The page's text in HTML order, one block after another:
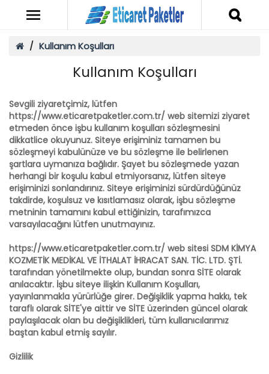
Kullanım Koşulları
Kullanım Koşulları
Sevgili ziyaretçimiz, lütfen
https://www.eticaretpaketler.com.tr/ web sitemizi ziyaret
etmeden önce işbu kullanım koşulları sözleşmesini
dikkatlice okuyunuz. Siteye erişiminiz tamamen bu
sözleşmeyi kabulünüze ve bu sözleşme ile belirlenen
şartlara uymanıza bağlıdır. Şayet bu sözleşmede yazan
herhangi bir koşulu kabul etmiyorsanız, lütfen siteye
erişiminizi sonlandırınız. Siteye erişiminizi sürdürdüğünüz
takdirde, koşulsuz ve kısıtlamasız olarak, işbu sözleşme
metninin tamamını kabul ettiğinizin, tarafımızca
varsayılacağını lütfen unutmayınız.
https://www.eticaretpaketler.com.tr/ web sitesi SDM KİMYA
KOZMETİK MEDİKAL VE İTHALAT İHRACAT SAN. TİC. LTD. ŞTİ.
tarafından yönetilmekte olup, bundan sonra SİTE olarak
anılacaktır. İşbu siteye ilişkin Kullanım Koşulları,
yayınlanmakla yürürlüğe girer. Değişiklik yapma hakkı, tek
taraflı olarak SİTE'ye aittir ve SİTE üzerinden güncel olarak
paylaşılacak olan bu değişiklikleri, tüm kullanıcılarımız
baştan kabul etmiş sayılır.
Gizlilik